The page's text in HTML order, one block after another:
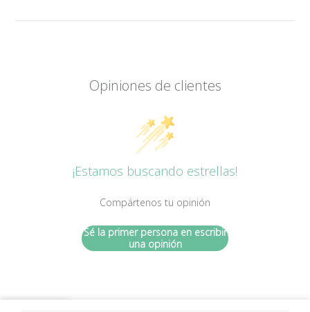
Opiniones de clientes
¡Estamos buscando estrellas!
Compártenos tu opinión
Sé la primer persona en escribir
una opinión